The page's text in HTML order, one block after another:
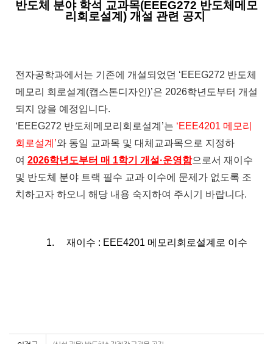
반도체 분야 학석 교과목(EEEG272 반도체메모
리회로설계) 개설 관련 공지
전자공학과에서는 기존에 개설되었던 ‘EEEG272 반도체
메모리 회로설계(캡스톤디자인)’은 2026학년도부터 개설
되지 않을 예정입니다.
‘EEEG272 반도체메모리회로설계’는 ‘EEE4201 메모리
회로설계’와 동일 교과목 및 대체교과목으로 지정하
여 2026학년도부터 매 1학기 개설·운영함으로서 재이수
및 반도체 분야 트랙 필수 교과 이수에 문제가 없도록 조
치하고자 하오니 해당 내용 숙지하여 주시기 바랍니다.
1. 재이수 : EEE4201 메모리회로설계로 이수